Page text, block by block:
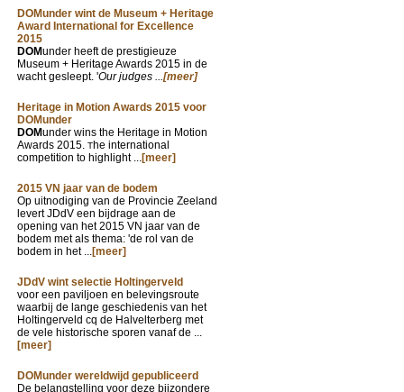
DOMunder wint de Museum + Heritage
Award International for Excellence
2015
DOMunder heeft de prestigieuze
Museum + Heritage Awards 2015 in de
wacht gesleept. 'Our judges ...[meer]
Heritage in Motion Awards 2015 voor
DOMunder
DOMunder wins the Heritage in Motion
Awards 2015. The international
competition to highlight ...[meer]
2015 VN jaar van de bodem
Op uitnodiging van de Provincie Zeeland
levert JDdV een bijdrage aan de
opening van het 2015 VN jaar van de
bodem met als thema: 'de rol van de
bodem in het ...[meer]
JDdV wint selectie Holtingerveld
voor een paviljoen en belevingsroute
waarbij de lange geschiedenis van het
Holtingerveld cq de Halvelterberg met
de vele historische sporen vanaf de ...
[meer]
DOMunder wereldwijd gepubliceerd
De belangstelling voor deze bijzondere